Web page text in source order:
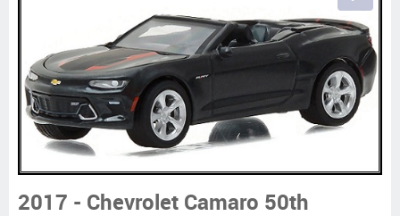
2017 - Chevrolet Camaro 50th